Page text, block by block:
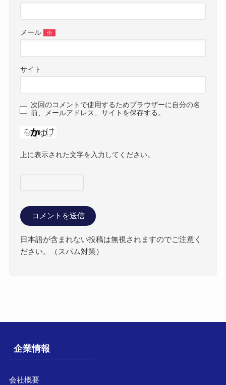
メール ※
サイト
次回のコメントで使用するためブラウザーに自分の名
前、メールアドレス、サイトを保存する。
上に表示された文字を入力してください。
日本語が含まれない投稿は無視されますのでご注意く
ださい。（スパム対策）
企業情報
会社概要